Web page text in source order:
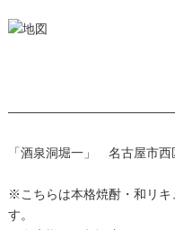
「酒泉洞堀一」 名古屋市
※こちらは本格焼酎・和リキ
す。